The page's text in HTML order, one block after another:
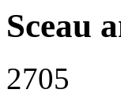
Sceau
2705